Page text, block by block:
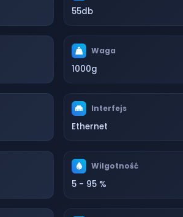
55db
Waga
1000g
Interfejs
Ethernet
Wilgotność
5 - 95 %